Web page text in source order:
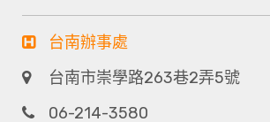
台南辦事處
台南市崇學路263巷2弄5號
06-214-3580